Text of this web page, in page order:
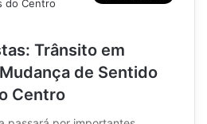
Trânsito em
de Sentido
Centro